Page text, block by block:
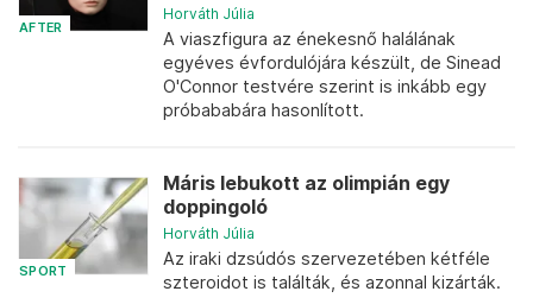
AFTER
Horváth Júlia
A viaszfigura az énekesnő halálának
egyéves évfordulójára készült, de Sinead
O'Connor testvére szerint is inkább egy
próbababára hasonlított.
SPORT
Máris lebukott az olimpián egy
doppingoló
Horváth Júlia
Az iraki dzsúdós szervezetében kétféle
szteroidot is találták, és azonnal kizárták.